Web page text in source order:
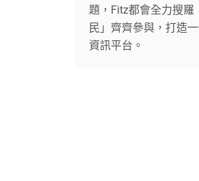
題，Fitz都會全力搜羅
民」齊齊參與，打造
資訊平台。